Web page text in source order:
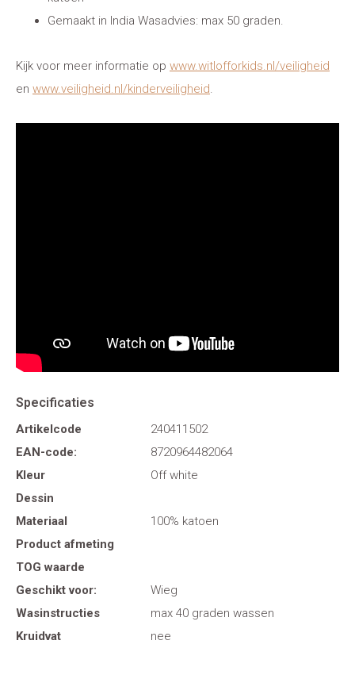
Gemaakt in India Wasadvies: max 50 graden.
Kijk voor meer informatie op www.witlofforkids.nl/veiligheid
en www.veiligheid.nl/kinderveiligheid.
Specificaties
Artikelcode
240411502
EAN-code:
8720964482064
Kleur
Off white
Dessin
Materiaal
100% katoen
Product afmeting
TOG waarde
Geschikt voor:
Wieg
Wasinstructies
max 40 graden wassen
Kruidvat
nee